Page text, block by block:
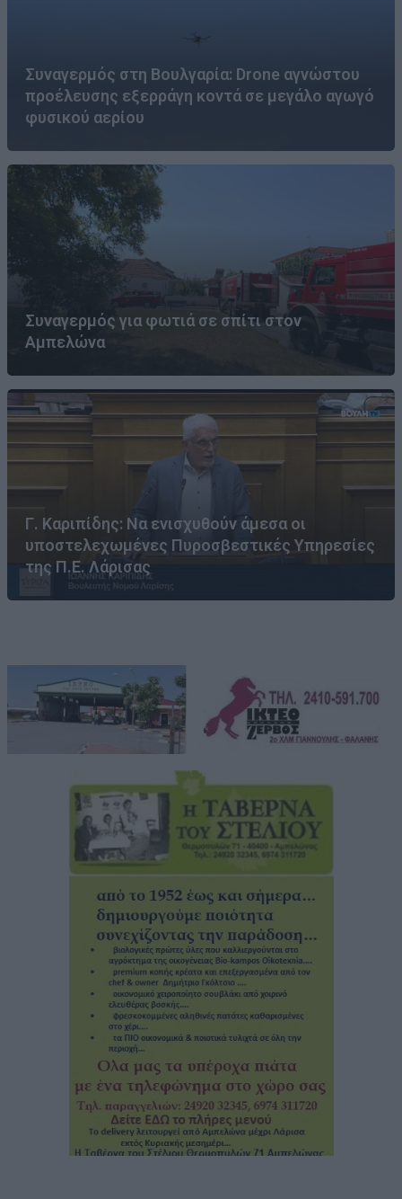
Συναγερμός στη Βουλγαρία: Drone αγνώστου
προέλευσης εξερράγη κοντά σε μεγάλο αγωγό
φυσικού αερίου
Συναγερμός για φωτιά σε σπίτι στον
Αμπελώνα
Γ. Καριπίδης: Να ενισχυθούν άμεσα οι
υποστελεχωμένες Πυροσβεστικές Υπηρεσίες
της Π.Ε. Λάρισας